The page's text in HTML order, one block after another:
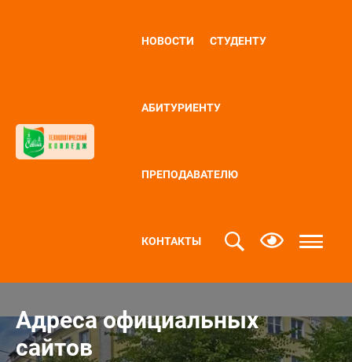
НОВОСТИ СТУДЕНТУ
АБИТУРИЕНТУ
ПРЕПОДАВАТЕЛЮ
КОНТАКТЫ
Адреса официальных
сайтов